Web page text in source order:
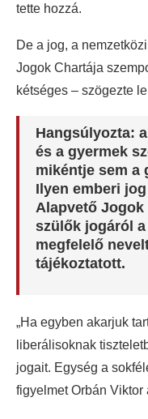
tette hozzá.
De a jog, a
Jogok Chartája
kétséges – szögezte
Hangsúlyozta:
és a gyermek
mikéntje sem a
Ilyen emberi
Alapvető Jogok
szülők jogáról
megfelelő
tájékoztatott.
„Ha egyben akarjuk
liberálisoknak
jogait. Egység a
figyelmet Orbán Viktor